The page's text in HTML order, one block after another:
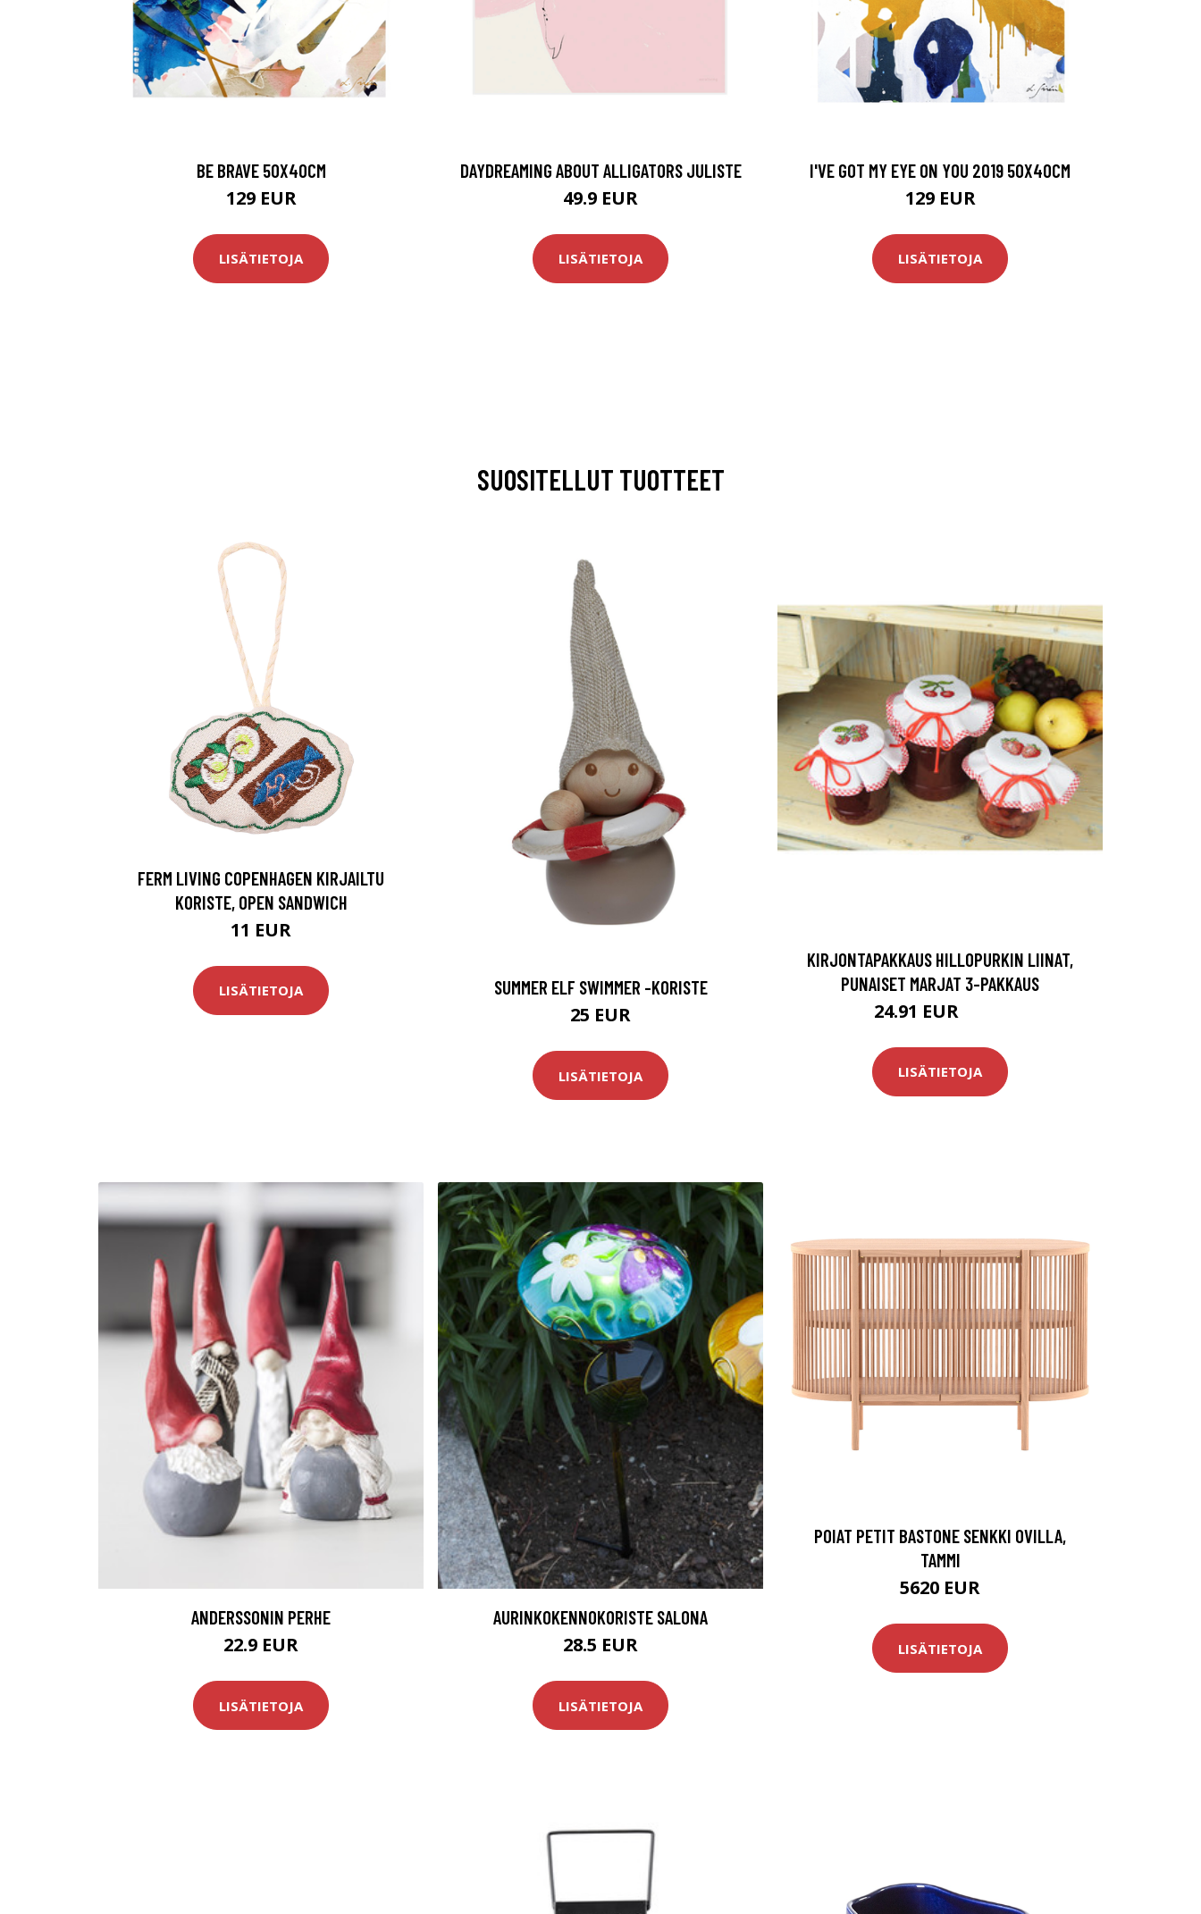
BE BRAVE 50X40CM
129 EUR
LISÄTIETOJA
DAYDREAMING ABOUT ALLIGATORS JULISTE
49.9 EUR
LISÄTIETOJA
I'VE GOT MY EYE ON YOU 2019 50X40CM
129 EUR
LISÄTIETOJA
SUOSITELLUT TUOTTEET
FERM LIVING COPENHAGEN KIRJAILTU
KORISTE, OPEN SANDWICH
11 EUR
LISÄTIETOJA SUMMER ELF SWIMMER -KORISTE
25 EUR
LISÄTIETOJA
KIRJONTAPAKKAUS HILLOPURKIN LIINAT,
PUNAISET MARJAT 3-PAKKAUS
24.91 EUR
LISÄTIETOJA
ANDERSSONIN PERHE
22.9 EUR
LISÄTIETOJA
AURINKOKENNOKORISTE SALONA
28.5 EUR
LISÄTIETOJA
POIAT PETIT BASTONE SENKKI OVILLA,
TAMMI
5620 EUR
LISÄTIETOJA